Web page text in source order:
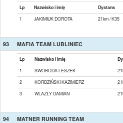
Lp Nazwisko i imię Dystans
1
JAKIMIUK DOROTA 21km / K35
93 MAFIA TEAM LUBLINIEC
Lp Nazwisko i imię
1
SWOBODA LESZEK
2
KORDZIŃSKI KAZIMIERZ
3
WLAZŁY DAMIAN
94 MATNER RUNNING TEAM